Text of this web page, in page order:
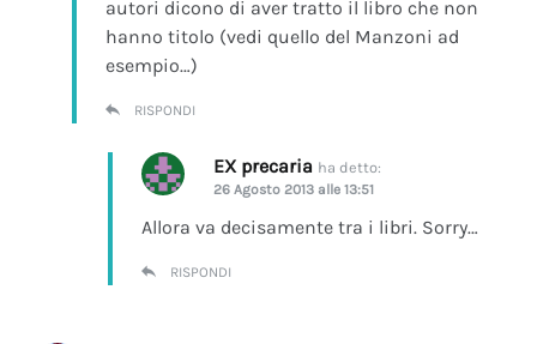
autori dicono di aver tratto il libro che non
hanno titolo (vedi quello del Manzoni ad
esempio…)
RISPONDI
EX precaria ha detto:
26 Agosto 2013 alle 13:51
Allora va decisamente tra i libri. Sorry…
RISPONDI